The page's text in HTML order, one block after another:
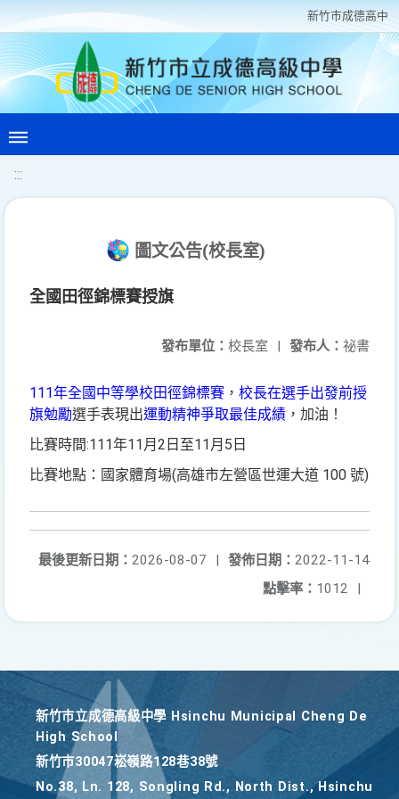
新竹巿成德高中
:::
圖文公告(校長室)
全國田徑錦標賽授旗
發布人： 祕書
發布單位： 校長室 |
111年全國中等學校田徑錦標賽 ， 校長在選手出發前授
旗勉勵選手表現出運動精神爭取最佳成績 ，加油！
比賽時間:111年11月2日至11月5日
比賽地點：國家體育場(高雄市左營區世運大道 100 號)
發佈日期： 2022-11-14
最後更新日期： 2026-08-07
|
點擊率： 1012 |
新竹巿立成德高級中學 Hsinchu Municipal Cheng De
High School
新竹巿30047崧嶺路128巷38號
No.38, Ln. 128, Songling Rd., North Dist., Hsinchu